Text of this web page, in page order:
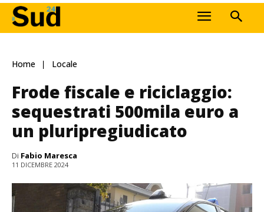
Home Locale
Frode fiscale e riciclaggio:
sequestrati 500mila euro a
un pluripregiudicato
Di Fabio Maresca
11 DICEMBRE 2024